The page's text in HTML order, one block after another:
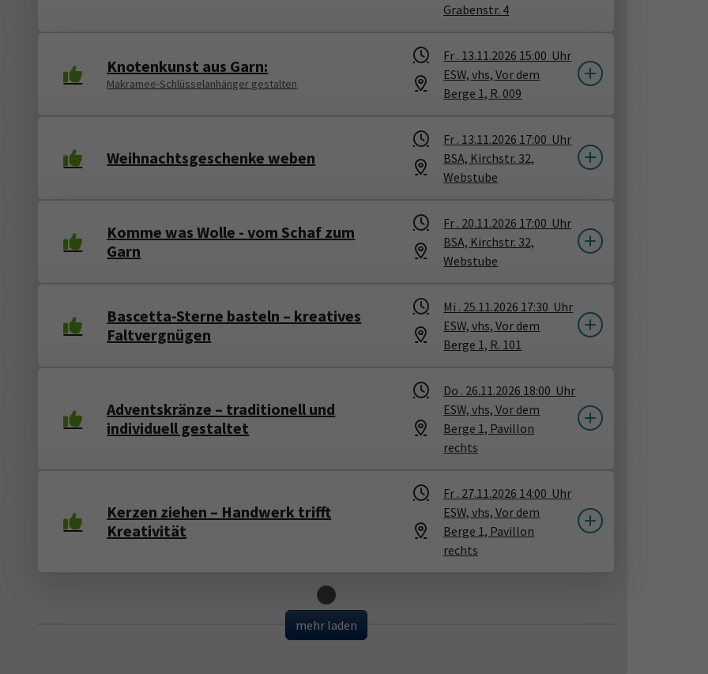
Grabenstr. 4
Knotenkunst aus Garn:
Makramee-Schlüsselanhänger gestalten
Fr . 13.11.2026 15:00 Uhr
ESW, vhs, Vor dem
Berge 1, R. 009
Weihnachtsgeschenke weben
Fr . 13.11.2026 17:00 Uhr
BSA, Kirchstr. 32,
Webstube
Komme was Wolle - vom Schaf zum
Garn
Fr . 20.11.2026 17:00 Uhr
BSA, Kirchstr. 32,
Webstube
Bascetta-Sterne basteln – kreatives
Faltvergnügen
Mi . 25.11.2026 17:30 Uhr
ESW, vhs, Vor dem
Berge 1, R. 101
Adventskränze – traditionell und
individuell gestaltet
Do . 26.11.2026 18:00 Uhr
ESW, vhs, Vor dem
Berge 1, Pavillon
rechts
Kerzen ziehen – Handwerk trifft
Kreativität
Fr . 27.11.2026 14:00 Uhr
ESW, vhs, Vor dem
Berge 1, Pavillon
rechts
Loading...
mehr laden